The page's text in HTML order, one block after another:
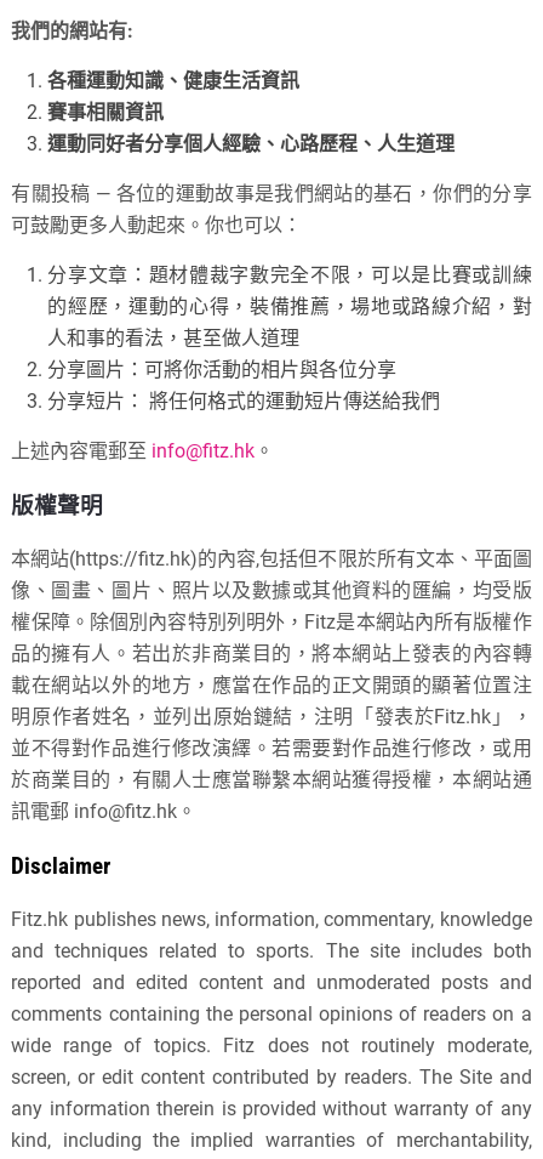
我們的網站有:
各種運動知識、健康生活資訊
賽事相關資訊
運動同好者分享個人經驗、心路歷程、人生道理
有關投稿 — 各位的運動故事是我們網站的基石，你們的分享
可鼓勵更多人動起來。你也可以：
分享文章：題材體裁字數完全不限，可以是比賽或訓練
的經歷，運動的心得，裝備推薦，場地或路線介紹，對
人和事的看法，甚至做人道理
分享圖片：可將你活動的相片與各位分享
分享短片： 將任何格式的運動短片傳送給我們
上述內容電郵至 info@fitz.hk 。
版權聲明
本網站(https://fitz.hk)的內容,包括但不限於所有文本、平面圖
像、圖畫、圖片、照片以及數據或其他資料的匯編，均受版
權保障。除個別內容特別列明外，Fitz是本網站內所有版權作
品的擁有人。若出於非商業目的，將本網站上發表的內容轉
載在網站以外的地方，應當在作品的正文開頭的顯著位置注
明原作者姓名，並列出原始鏈結，注明「發表於Fitz.hk」，
並不得對作品進行修改演繹。若需要對作品進行修改，或用
於商業目的，有關人士應當聯繫本網站獲得授權，本網站通
訊電郵 info@fitz.hk 。
Disclaimer
Fitz.hk publishes news, information, commentary, knowledge
and techniques related to sports. The site includes both
reported and edited content and unmoderated posts and
comments containing the personal opinions of readers on a
wide range of topics. Fitz does not routinely moderate,
screen, or edit content contributed by readers. The Site and
any information therein is provided without warranty of any
kind, including the implied warranties of merchantability,